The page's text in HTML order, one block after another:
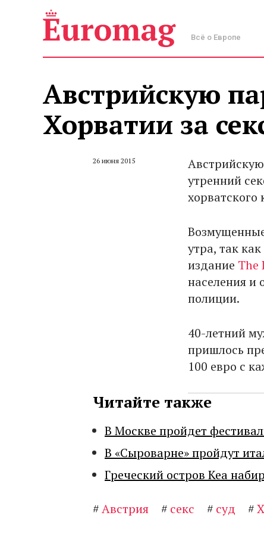
Всё о Европе
Австрийскую
Хорватии за
26 июня 2015
утренний
хорватского
утра, так
издание The
населения и
полиции.
40-летний
пришлось
100 евро с
Читайте также
В Москве пройдет
В «Сыроварне» пройдут
Греческий остров Кеа
#Австрия # секс # суд #